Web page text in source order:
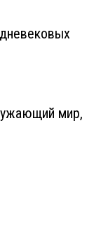
мир,